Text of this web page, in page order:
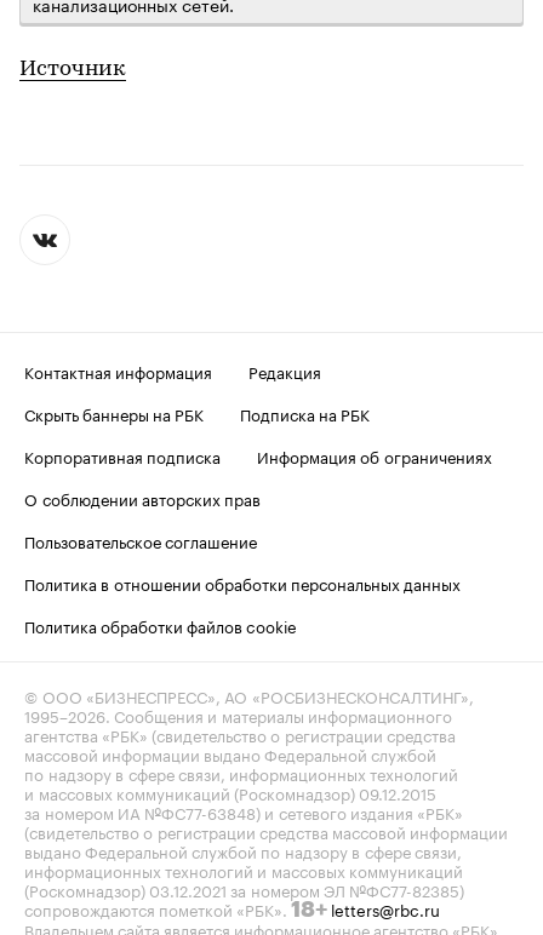
Источник
Контактная информация
Редакция
Скрыть баннеры на РБК
Подписка на РБК
Корпоративная подписка
Информация об ограничениях
О соблюдении авторских прав
Пользовательское соглашение
Политика в отношении обработки персональных данных
Политика обработки файлов cookie
© ООО «БИЗНЕСПРЕСС», АО «РОСБИЗНЕСКОНСАЛТИНГ»,
1995–2026 . Сообщения и материалы информационного
агентства «РБК» (свидетельство о регистрации средства
массовой информации выдано Федеральной службой
по надзору в сфере связи, информационных технологий
и массовых коммуникаций (Роскомнадзор) 09.12.2015
за номером ИА №ФС77-63848) и сетевого издания «РБК»
(свидетельство о регистрации средства массовой информации
выдано Федеральной службой по надзору в сфере связи,
информационных технологий и массовых коммуникаций
(Роскомнадзор) 03.12.2021 за номером ЭЛ №ФС77-82385)
сопровождаются пометкой «РБК». 18+ letters@rbc.ru
Владельцем сайта является информационное агентство «РБК».